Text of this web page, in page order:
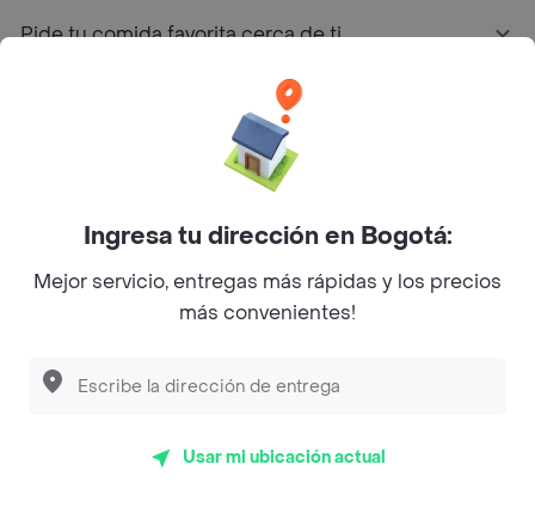
Pide tu comida favorita cerca de ti
Sobre Rappi
Facebook
Twitter
Instagram
©2026Rappi Inc. All rights reserved.
Ingresa tu dirección en Bogotá:
Mejor servicio, entregas más rápidas y los precios
más convenientes!
Usar mi ubicación actual